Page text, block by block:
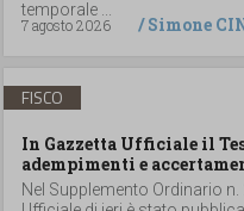
temporale ...
7 agosto 2026
/Simone
FISCO
In Gazzetta Ufficiale il
adempimenti e
Nel Supplemento Ordinario n.